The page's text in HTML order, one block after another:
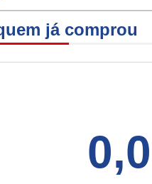
já comprou
0,0